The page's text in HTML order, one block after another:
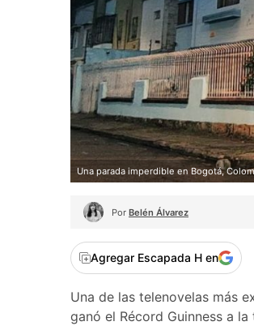
Una parada imperdible en Bogotá,
Por Belén Álvarez
Agregar Escapada H en
Una de las telenovelas más
ganó el Récord Guinness a